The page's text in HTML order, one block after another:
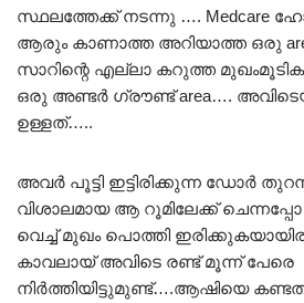
സ്ഥലത്തേക്ക് നടന്നു …. Medcare
ആരും കാണാത്ത അറിയാത്ത ഒരു
സാറിന്റെ എല്ലാ കറുത്ത
ഒരു അണ്ടർ ഗ്രൗണ്ട് area….
ഉള്ളത്…..
അവർ പൂട്ടി ഇട്ടിരിക്കുന്ന ഡോർ
വിശാലമായ ആ റൂമിലേക്ക്
വെച്ച് മുഖം പൊത്തി
കാവലായ് അവിടെ രണ്ട് മൂന്ന് പേരെ
നിർത്തിയിട്ടുമുണ്ട്….ആഷിയെ